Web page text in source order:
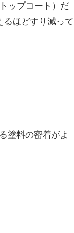
ップコート）だ
ほどすり減って
塗料の密着がよ